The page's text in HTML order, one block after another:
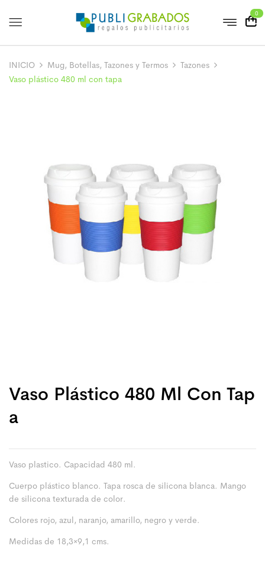
0
INICIO Mug, Botellas, Tazones y Termos
Tazones
Vaso plástico 480 ml con tapa
Vaso Plástico 480 Ml Con Tap
A
Vaso plastico. Capacidad 480 ml.
Cuerpo plástico blanco. Tapa rosca de silicona blanca. Mango
de silicona texturada de color.
Colores rojo, azul, naranjo, amarillo, negro y verde.
Medidas de 18,3×9,1 cms.